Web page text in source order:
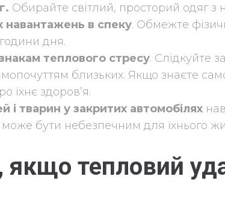
Обирайте світлий, просторий одяг з
навантажень в спеку. Обмежте
дня.
теплового стресу. Слідкуйте
близьких. Якщо знаєте
їхнє здоров’я.
і тварин у закритих автомобілях
бути небезпечним для їхнього
тепловий